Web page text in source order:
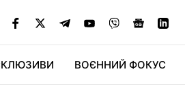
ВОЄННИЙ ФОКУС